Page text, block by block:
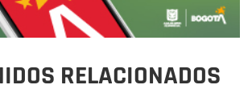
RELACIONADOS